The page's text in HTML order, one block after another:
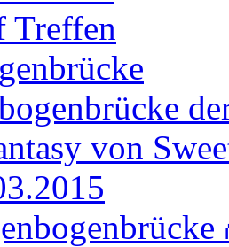
Treffen
von